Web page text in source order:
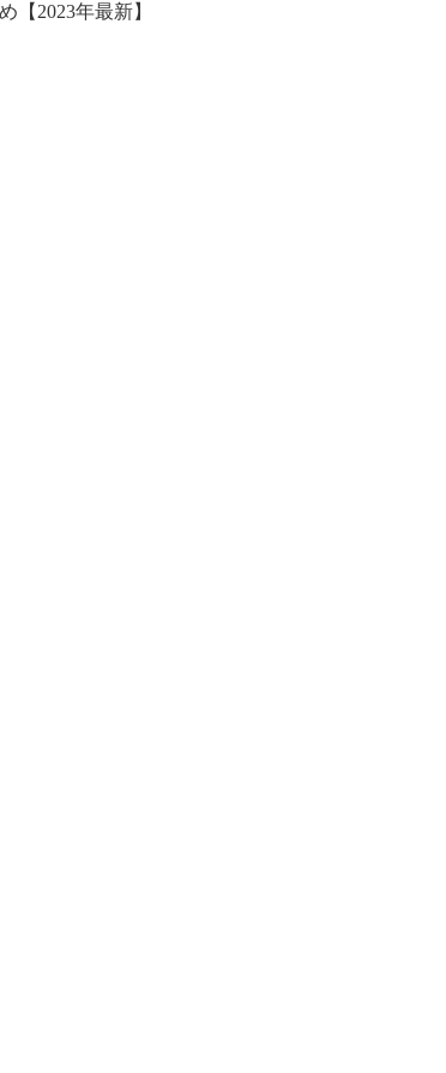
【2023年最新】